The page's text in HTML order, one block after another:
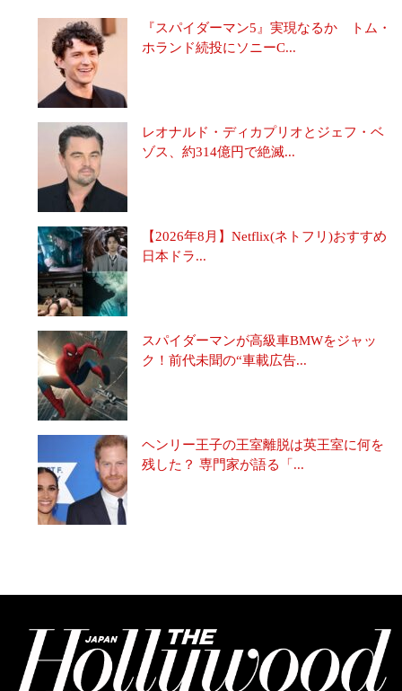
『スパイダーマン5』実現なるか トム・
ホランド続投にソニーC...
レオナルド・ディカプリオとジェフ・ベ
ゾス、約314億円で絶滅...
【2026年8月】Netflix(ネトフリ)おすすめ
日本ドラ...
スパイダーマンが高級車BMWをジャッ
ク！前代未聞の“車載広告...
ヘンリー王子の王室離脱は英王室に何を
残した？ 専門家が語る「...